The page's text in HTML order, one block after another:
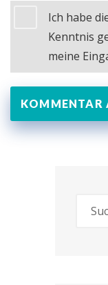
Ich habe
Kenntnis
meine